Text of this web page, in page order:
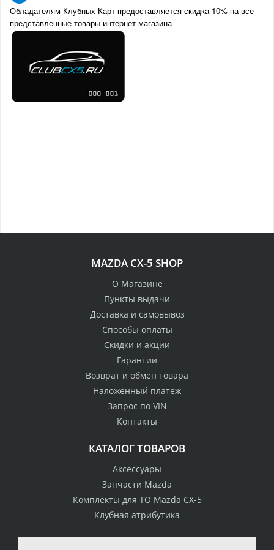
стоимости
Гарантия качества
Обладателям Клубных Карт предоставляется скидка 10% на все
представленные товары интернет-магазина
MAZDA CX-5 SHOP
О Магазине
Пункты выдачи
Доставка и самовывоз
Способы оплаты
Скидки и акции
Гарантии
Возврат и обмен товара
Наложенный платеж
Запрос по VIN
Контакты
КАТАЛОГ ТОВАРОВ
Аксессуары
Запчасти Mazda
Комплекты для ТО Mazda CX-5
Клубная атрибутика